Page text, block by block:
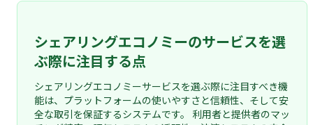
シェアリングエコノミーのサービスを選
ぶ際に注目する点
シェアリングエコノミーサービスを選ぶ際に注目すべき機
能は、プラットフォームの使いやすさと信頼性、そして安
全な取引を保証するシステムです。 利用者と提供者のマッ